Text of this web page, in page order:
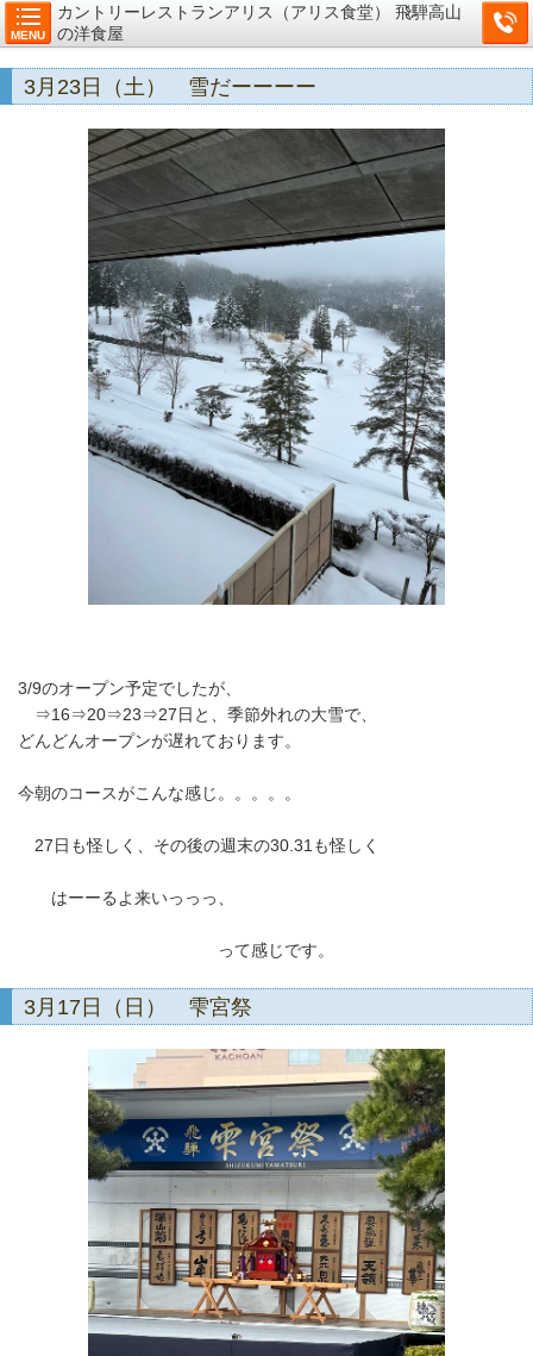
MENU
カントリーレストランアリス（アリス食堂） 飛騨高山
の洋食屋
3月23日（土） 雪だーーーー
3/9のオープン予定でしたが、
⇒16⇒20⇒23⇒27日と、季節外れの大雪で、
どんどんオープンが遅れております。
今朝のコースがこんな感じ。。。。。
27日も怪しく、その後の週末の30.31も怪しく
はーーるよ来いっっっ、
って感じです。
3月17日（日） 雫宮祭